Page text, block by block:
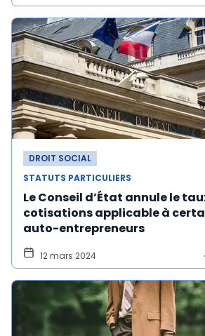
DROIT SOCIAL
STATUTS PARTICULIERS
Le Conseil d’État annule le
cotisations applicable à
auto-entrepreneurs
12 mars 2024